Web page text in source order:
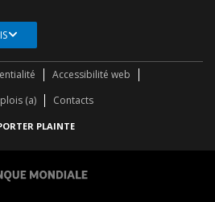
Accessibilité web
(a) Contacts
PLAINTE